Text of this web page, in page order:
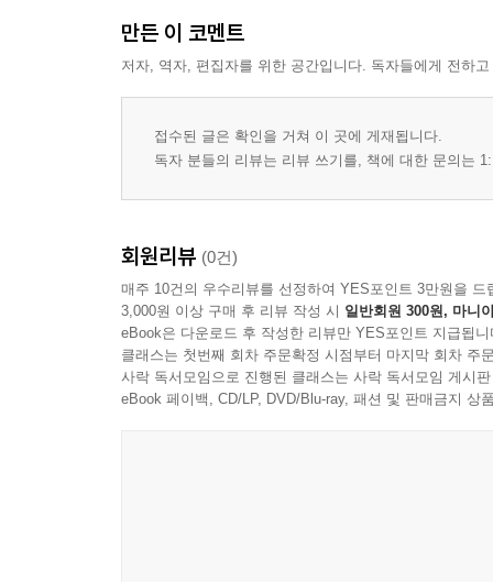
10장 타입
3부 함수형 디자인
11장 데이터 흐름
12장 SOLID 원칙
단일 책임 원칙
개방-폐쇄 원칙
리스코프 대체 원칙
인터페이스 분리 원칙
의존성 역전 원칙
만든 이 코멘트
저자, 역자, 편집자를 위한 공간입니다. 독자들에게 전하
접수된 글은 확인을 거쳐 이 곳에 게재됩니다.
독자 분들의 리뷰는 리뷰 쓰기를, 책에 대한 문의는
회원리뷰 (0건)
매주 10건의 우수리뷰를 선정하여 YES포인트 3만원을 드
3,000원 이상 구매 후 리뷰 작성 시 일반회원 300원, 마니
eBook은 다운로드 후 작성한 리뷰만 YES포인트 지급됩니
클래스는 첫번째 회차 주문확정 시점부터 마지막 회차 주
사락 독서모임으로 진행된 클래스는 사락 독서모임 게시
eBook 페이백, CD/LP, DVD/Blu-ray, 패션 및 판매금지 상